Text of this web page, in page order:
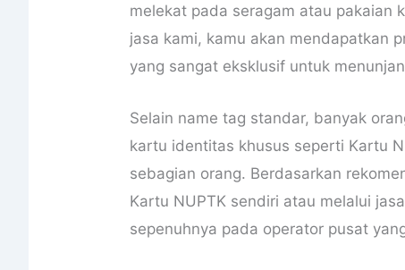
melekat pada seragam atau pakaian
jasa kami, kamu akan mendapatkan
yang sangat eksklusif untuk
Selain name tag standar, banyak
kartu identitas khusus seperti Kartu
sebagian orang. Berdasarkan
Kartu NUPTK sendiri atau melalui
sepenuhnya pada operator pusat